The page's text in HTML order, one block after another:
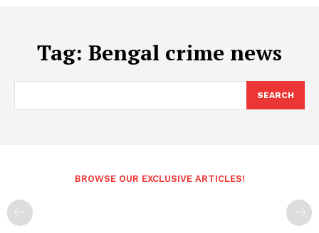
Tag: Bengal crime news
SEARCH
BROWSE OUR EXCLUSIVE ARTICLES!